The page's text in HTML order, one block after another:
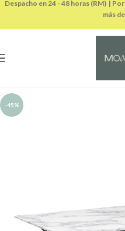
-45%
Despacho en 24 - 48 horas (RM) |
más